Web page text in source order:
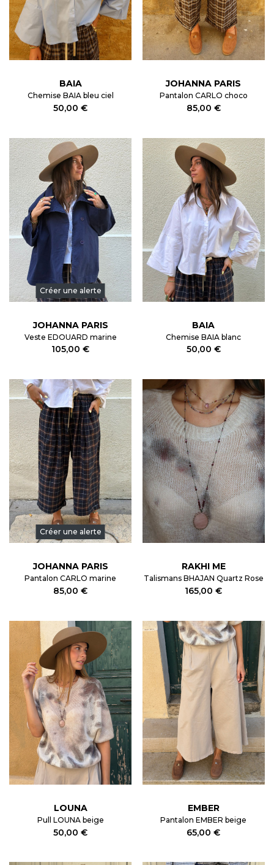
BAIA
Chemise BAIA bleu ciel
50,00 €
JOHANNA PARIS
Pantalon CARLO choco
85,00 €
Créer une alerte
JOHANNA PARIS
Veste EDOUARD marine
105,00 €
BAIA
Chemise BAIA blanc
50,00 €
Créer une alerte
JOHANNA PARIS
Pantalon CARLO marine
85,00 €
RAKHI ME
Talismans BHAJAN Quartz Rose
165,00 €
LOUNA
Pull LOUNA beige
50,00 €
EMBER
Pantalon EMBER beige
65,00 €